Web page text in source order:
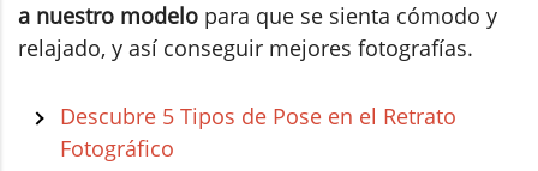
a nuestro modelo para que se sienta cómodo y
relajado, y así conseguir mejores fotografías.
Descubre 5 Tipos de Pose en el Retrato
Fotográfico